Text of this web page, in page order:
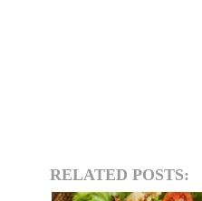
RELATED POSTS: